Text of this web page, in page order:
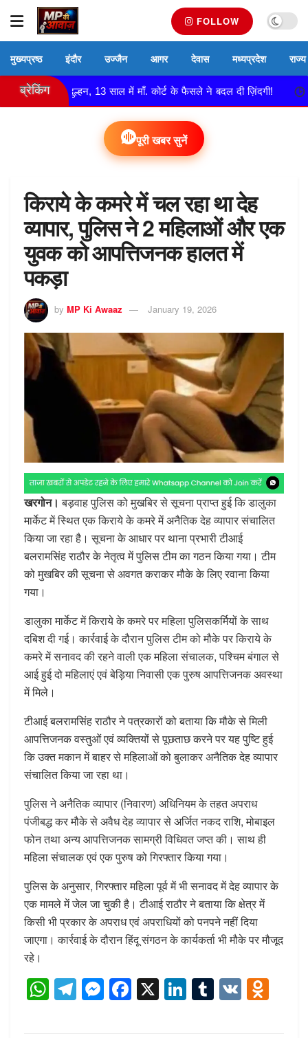
FOLLOW
मुख्यप्रष्ठ इंदौर उज्जैन आगर देवास मध्यप्रदेश राज्य
ब्रेकिंग
बनी दुल्हन, 13 साल में माँ. कोर्ट के फैसले ने बदल दी ज़िंदगी!
पूरी खबर सुनें
किराये के कमरे में चल रहा था देह
व्यापार, पुलिस ने 2 महिलाओं और एक
युवक को आपत्तिजनक हालत में
पकड़ा
by MP Ki Awaaz January 19, 2026
खरगोन।बड़वाह पुलिस को मुखबिर से सूचना प्राप्त हुई कि डालुका
मार्केट में स्थित एक किराये के कमरे में अनैतिक देह व्यापार संचालित
किया जा रहा है। सूचना के आधार पर थाना प्रभारी टीआई
बलरामसिंह राठौर के नेतृत्व में पुलिस टीम का गठन किया गया। टीम
को मुखबिर की सूचना से अवगत कराकर मौके के लिए रवाना किया
गया।
डालुका मार्केट में किराये के कमरे पर महिला पुलिसकर्मियों के साथ
दबिश दी गई। कार्रवाई के दौरान पुलिस टीम को मौके पर किराये के
कमरे में सनावद की रहने वाली एक महिला संचालक, पश्चिम बंगाल से
आई हुई दो महिलाएं एवं बेड़िया निवासी एक पुरुष आपत्तिजनक अवस्था
में मिले।
टीआई बलरामसिंह राठौर ने पत्रकारों को बताया कि मौके से मिली
आपत्तिजनक वस्तुओं एवं व्यक्तियों से पूछताछ करने पर यह पुष्टि हुई
कि उक्त मकान में बाहर से महिलाओं को बुलाकर अनैतिक देह व्यापार
संचालित किया जा रहा था।
पुलिस ने अनैतिक व्यापार (निवारण) अधिनियम के तहत अपराध
पंजीबद्ध कर मौके से अवैध देह व्यापार से अर्जित नकद राशि, मोबाइल
फोन तथा अन्य आपत्तिजनक सामग्री विधिवत जप्त की। साथ ही
महिला संचालक एवं एक पुरुष को गिरफ्तार किया गया।
पुलिस के अनुसार, गिरफ्तार महिला पूर्व में भी सनावद में देह व्यापार के
एक मामले में जेल जा चुकी है। टीआई राठौर ने बताया कि क्षेत्र में
किसी भी प्रकार के अपराध एवं अपराधियों को पनपने नहीं दिया
जाएगा। कार्रवाई के दौरान हिंदू संगठन के कार्यकर्ता भी मौके पर मौजूद
रहे।
W
h
T
el
M
e
F
a
X Li
n
T
u
V
K